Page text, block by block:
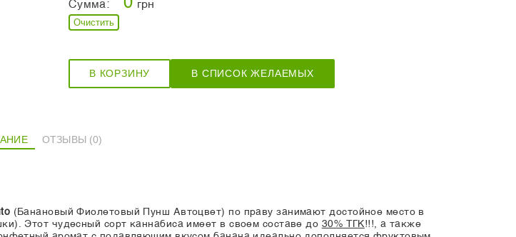
Сумма: 0 грн
Очистить
В КОРЗИНУ В СПИСОК ЖЕЛАЕМЫХ
ОТЗЫВЫ (0)
(Банановый Фиолетовый Пунш Автоцвет) по праву занимают достойное место в
Этот чудесный сорт каннабиса имеет в своем составе до 30% ТГК!!!, а также